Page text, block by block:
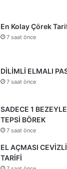
En Kolay Çörek
7 saat önce
DİLİMLİ ELMALI
7 saat önce
SADECE 1
TEPSİ BÖREK
7 saat önce
EL AÇMASI
TARİFİ